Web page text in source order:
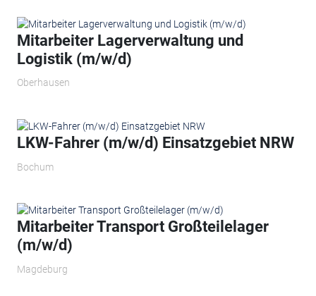
Mitarbeiter Lagerverwaltung und
Logistik (m/w/d)
Oberhausen
LKW-Fahrer (m/w/d) Einsatzgebiet NRW
Bochum
Mitarbeiter Transport Großteilelager
(m/w/d)
Magdeburg